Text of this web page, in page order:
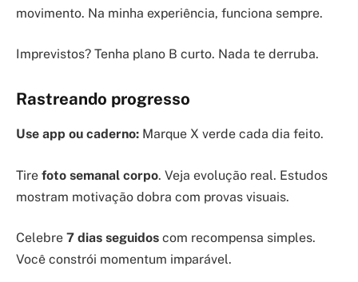
movimento. Na minha experiência, funciona sempre.
Imprevistos? Tenha plano B curto. Nada te derruba.
Rastreando progresso
Use app ou caderno: Marque X verde cada dia feito.
Tire foto semanal corpo. Veja evolução real. Estudos
mostram motivação dobra com provas visuais.
Celebre 7 dias seguidos com recompensa simples.
Você constrói momentum imparável.